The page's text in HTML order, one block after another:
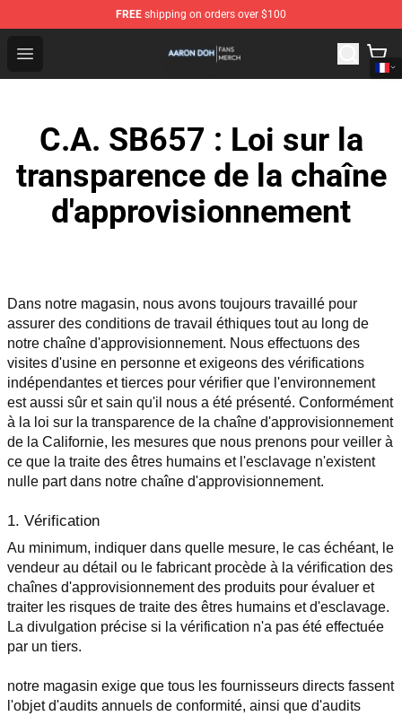
FREE shipping on orders over $100
Open menu
Aaron Doh Shop - Official Aaron Doh Merchandise Store
C.A. SB657 : Loi sur la
transparence de la chaîne
d'approvisionnement
Dans notre magasin, nous avons toujours travaillé pour
assurer des conditions de travail éthiques tout au long de
notre chaîne d'approvisionnement. Nous effectuons des
visites d'usine en personne et exigeons des vérifications
indépendantes et tierces pour vérifier que l'environnement
est aussi sûr et sain qu'il nous a été présenté. Conformément
à la loi sur la transparence de la chaîne d'approvisionnement
de la Californie, les mesures que nous prenons pour veiller à
ce que la traite des êtres humains et l'esclavage n'existent
nulle part dans notre chaîne d'approvisionnement.
1. Vérification
Au minimum, indiquer dans quelle mesure, le cas échéant, le
vendeur au détail ou le fabricant procède à la vérification des
chaînes d'approvisionnement des produits pour évaluer et
traiter les risques de traite des êtres humains et d'esclavage.
La divulgation précise si la vérification n'a pas été effectuée
par un tiers.
notre magasin exige que tous les fournisseurs directs fassent
l'objet d'audits annuels de conformité, ainsi que d'audits